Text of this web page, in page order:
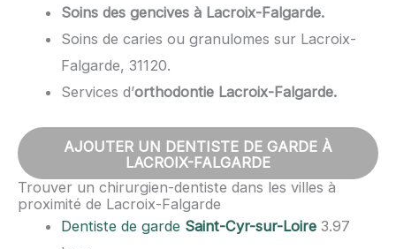
Soins des gencives à Lacroix-Falgarde.
Soins de caries ou granulomes sur Lacroix-
Falgarde, 31120.
Services d’orthodontie Lacroix-Falgarde.
AJOUTER UN DENTISTE DE GARDE À
LACROIX-FALGARDE
Trouver un chirurgien-dentiste dans les villes à
proximité de Lacroix-Falgarde
Dentiste de garde Saint-Cyr-sur-Loire 3.97